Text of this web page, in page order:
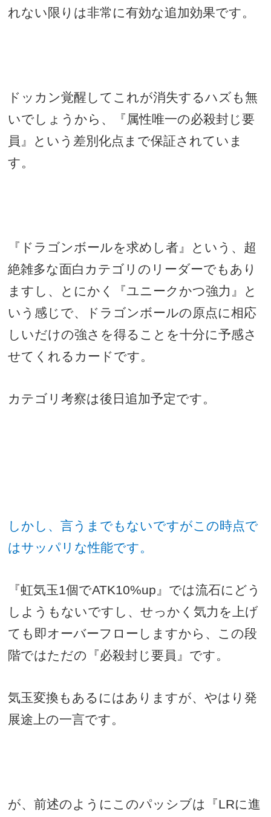
れない限りは非常に有効な追加効果です。
ドッカン覚醒してこれが消失するハズも無
いでしょうから、『属性唯一の必殺封じ要
員』という差別化点まで保証されていま
す。
『ドラゴンボールを求めし者』という、超
絶雑多な面白カテゴリのリーダーでもあり
ますし、とにかく『ユニークかつ強力』と
いう感じで、ドラゴンボールの原点に相応
しいだけの強さを得ることを十分に予感さ
せてくれるカードです。
カテゴリ考察は後日追加予定です。
しかし、言うまでもないですがこの時点で
はサッパリな性能です。
『虹気玉1個でATK10%up』では流石にどう
しようもないですし、せっかく気力を上げ
ても即オーバーフローしますから、この段
階ではただの『必殺封じ要員』です。
気玉変換もあるにはありますが、やはり発
展途上の一言です。
が、前述のようにこのパッシブは『LRに進